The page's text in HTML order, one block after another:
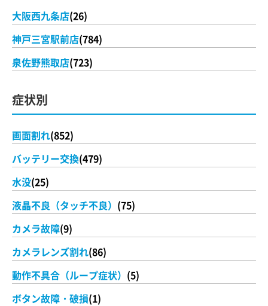
大阪西九条店(26)
神戸三宮駅前店(784)
泉佐野熊取店(723)
症状別
画面割れ(852)
バッテリー交換(479)
水没(25)
液晶不良（タッチ不良） (75)
カメラ故障(9)
カメラレンズ割れ(86)
動作不具合（ループ症状） (5)
ボタン故障・破損(1)